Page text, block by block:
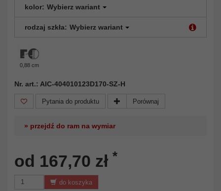
kolor: Wybierz wariant
rodzaj szkła: Wybierz wariant
0,88 cm
Nr. art.: AIC-404010123D170-SZ-H
Pytania do produktu Porównaj
» przejdź do ram na wymiar
od 167,70 zł *
do koszyka